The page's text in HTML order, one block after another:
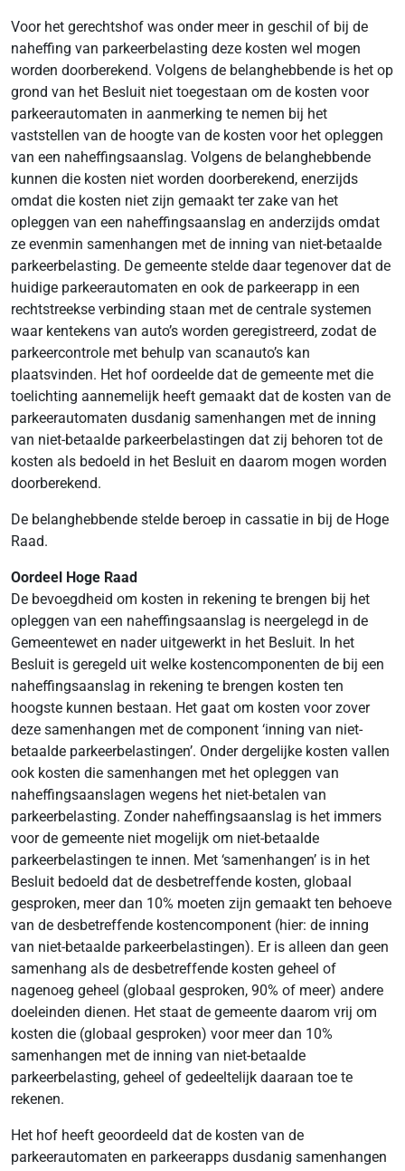
Voor het gerechtshof was onder meer in geschil of bij de
naheffing van parkeerbelasting deze kosten wel mogen
worden doorberekend. Volgens de belanghebbende is het op
grond van het Besluit niet toegestaan om de kosten voor
parkeerautomaten in aanmerking te nemen bij het
vaststellen van de hoogte van de kosten voor het opleggen
van een naheffingsaanslag. Volgens de belanghebbende
kunnen die kosten niet worden doorberekend, enerzijds
omdat die kosten niet zijn gemaakt ter zake van het
opleggen van een naheffingsaanslag en anderzijds omdat
ze evenmin samenhangen met de inning van niet-betaalde
parkeerbelasting. De gemeente stelde daar tegenover dat de
huidige parkeerautomaten en ook de parkeerapp in een
rechtstreekse verbinding staan met de centrale systemen
waar kentekens van auto’s worden geregistreerd, zodat de
parkeercontrole met behulp van scanauto’s kan
plaatsvinden. Het hof oordeelde dat de gemeente met die
toelichting aannemelijk heeft gemaakt dat de kosten van de
parkeerautomaten dusdanig samenhangen met de inning
van niet-betaalde parkeerbelastingen dat zij behoren tot de
kosten als bedoeld in het Besluit en daarom mogen worden
doorberekend.
De belanghebbende stelde beroep in cassatie in bij de Hoge
Raad.
Oordeel Hoge Raad
De bevoegdheid om kosten in rekening te brengen bij het
opleggen van een naheffingsaanslag is neergelegd in de
Gemeentewet en nader uitgewerkt in het Besluit. In het
Besluit is geregeld uit welke kostencomponenten de bij een
naheffingsaanslag in rekening te brengen kosten ten
hoogste kunnen bestaan. Het gaat om kosten voor zover
deze samenhangen met de component ‘inning van niet-
betaalde parkeerbelastingen’. Onder dergelijke kosten vallen
ook kosten die samenhangen met het opleggen van
naheffingsaanslagen wegens het niet-betalen van
parkeerbelasting. Zonder naheffingsaanslag is het immers
voor de gemeente niet mogelijk om niet-betaalde
parkeerbelastingen te innen. Met ‘samenhangen’ is in het
Besluit bedoeld dat de desbetreffende kosten, globaal
gesproken, meer dan 10% moeten zijn gemaakt ten behoeve
van de desbetreffende kostencomponent (hier: de inning
van niet-betaalde parkeerbelastingen). Er is alleen dan geen
samenhang als de desbetreffende kosten geheel of
nagenoeg geheel (globaal gesproken, 90% of meer) andere
doeleinden dienen. Het staat de gemeente daarom vrij om
kosten die (globaal gesproken) voor meer dan 10%
samenhangen met de inning van niet-betaalde
parkeerbelasting, geheel of gedeeltelijk daaraan toe te
rekenen.
Het hof heeft geoordeeld dat de kosten van de
parkeerautomaten en parkeerapps dusdanig samenhangen